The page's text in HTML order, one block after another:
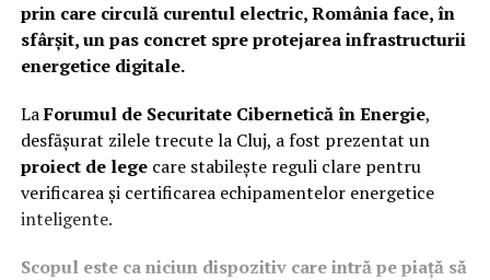
prin care circulă curentul electric, România face, în
sfârșit, un pas concret spre protejarea infrastructurii
energetice digitale.
LaForumul de Securitate Cibernetică în Energie,
desfășurat zilele trecute la Cluj, a fost prezentat un
proiect de legecare stabilește reguli clare pentru
verificarea și certificarea echipamentelor energetice
inteligente.
Scopul este ca niciun dispozitiv care intră pe piață să